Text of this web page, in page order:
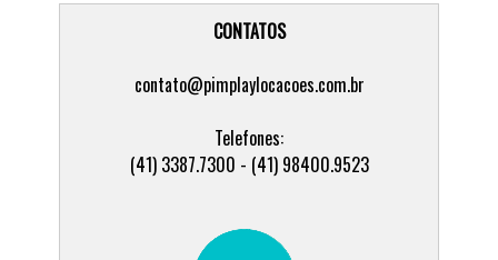
CONTATOS
contato@pimplaylocacoes.com.br
Telefones:
(41) 3387.7300 - (41) 98400.9523